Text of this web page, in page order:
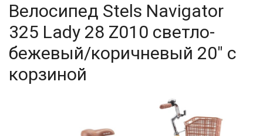
Велосипед Stels Navigator
325 Lady 28 Z010 светло-
бежевый/коричневый 20" с
корзиной